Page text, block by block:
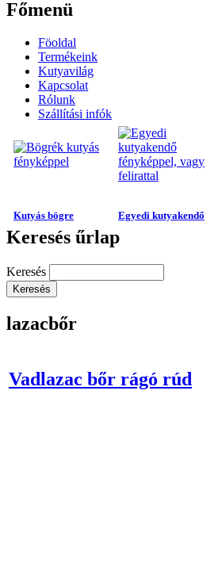
Főmenü
Föoldal
Termékeink
Kutyavilág
Kapcsolat
Rólunk
Szállítási infók
Kutyás bögre Egyedi kutyakendő
Keresés űrlap
Keresés
lazacbőr
Vadlazac bőr rágó rúd